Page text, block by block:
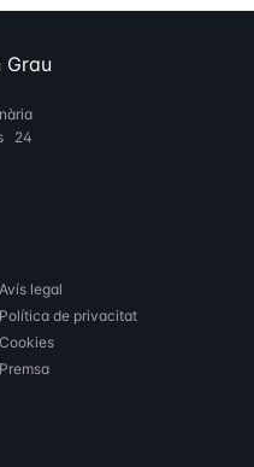
24
Avís legal
Política de privacitat
Cookies
Premsa